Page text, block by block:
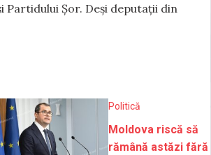
Șor. Deși deputații din
Politică
Moldova riscă să
rămână astăzi fără